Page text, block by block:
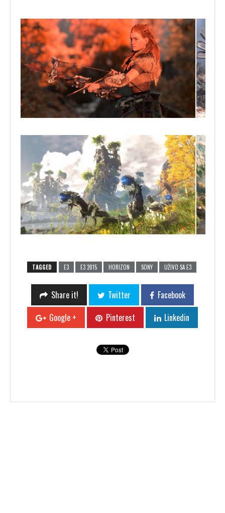
TAGGED E3 E3 2015 HORIZON SONY UŽIVO SA E3
Share it! Twitter
Facebook
Google +
Pinterest Linkedin